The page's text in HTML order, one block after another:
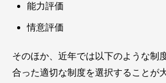
能力評価
情意評価
そのほか、近年では以下のような制
合った適切な制度を選択することが